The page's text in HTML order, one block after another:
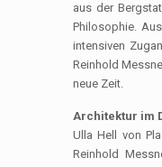
aus der
Philosophie.
intensiven
Reinhold
neue Zeit.
Architektur im
Ulla Hell von
Reinhold